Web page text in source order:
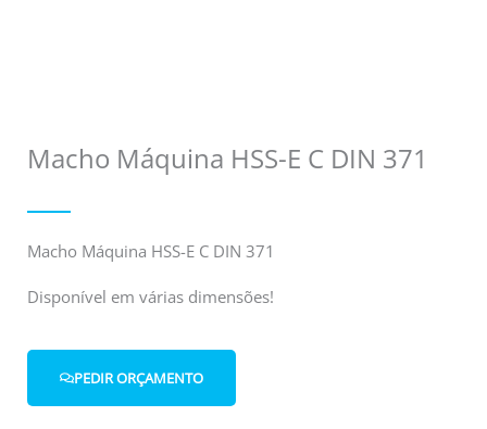
Macho Máquina HSS-E C DIN 371
Macho Máquina HSS-E C DIN 371
Disponível em várias dimensões!
PEDIR ORÇAMENTO